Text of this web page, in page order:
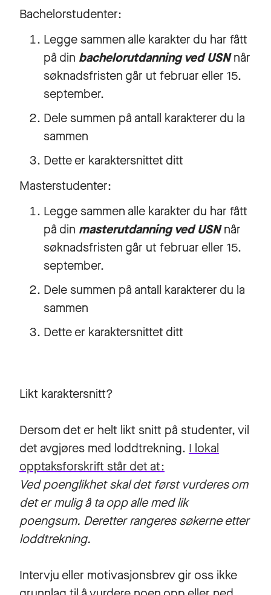
Bachelorstudenter:
Legge sammen alle karakter du har fått
på din bachelorutdanning ved USNnår
søknadsfristen går ut februar eller 15.
september.
Dele summen på antall karakterer du la
sammen
Dette er karaktersnittet ditt
Masterstudenter:
Legge sammen alle karakter du har fått
på din masterutdanning ved USNnår
søknadsfristen går ut februar eller 15.
september.
Dele summen på antall karakterer du la
sammen
Dette er karaktersnittet ditt
Likt karaktersnitt?
Dersom det er helt likt snitt på studenter, vil
det avgjøres med loddtrekning. I lokal
opptaksforskrift står det at:
Ved poenglikhet skal det først vurderes om
det er mulig å ta opp alle med lik
poengsum. Deretter rangeres søkerne etter
loddtrekning.
Intervju eller motivasjonsbrev gir oss ikke